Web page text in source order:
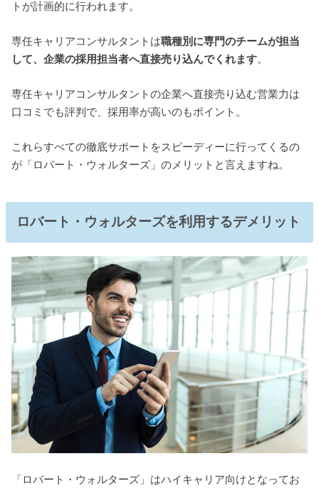
トが計画的に行われます。
専任キャリアコンサルタントは職種別に専門のチームが担当
して、企業の採用担当者へ直接売り込んでくれます。
専任キャリアコンサルタントの企業へ直接売り込む営業力は
口コミでも評判で、採用率が高いのもポイント。
これらすべての徹底サポートをスピーディーに行ってくるの
が「ロバート・ウォルターズ」のメリットと言えますね。
ロバート・ウォルターズを利用するデメリット
「ロバート・ウォルターズ」はハイキャリア向けとなってお